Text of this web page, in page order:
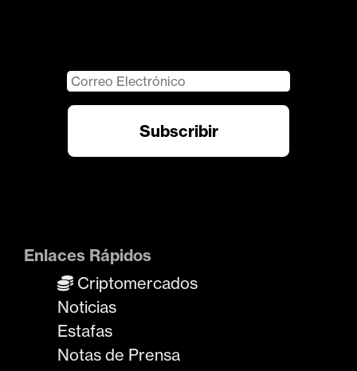
Enlaces Rápidos
Criptomercados
Noticias
Estafas
Notas de Prensa